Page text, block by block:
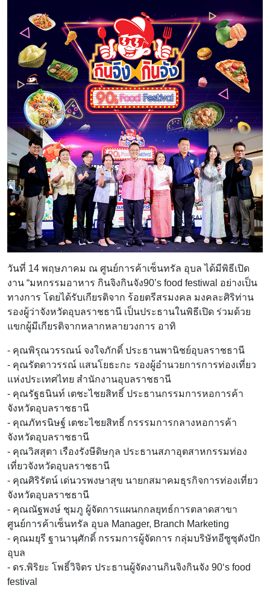
วันที่ 14 พฤษภาคม ณ ศูนย์การค้าเซ็นทรัล อุบล ได้มีพิธีเปิด
งาน “มหกรรมอาหาร กินจิงกินจัง90’s food festiwal อย่างเป็น
ทางการ โดยได้รับเกียรติจาก ร้อยตรีสรมงคล มงคละศิริท่าน
รองผู้ว่าจังหวัดอุบลราชธานี เป็นประธานในพิธีเปิด ร่วมด้วย
แขกผู้มีเกียรติจากหลากหลายวงการ อาทิ
- คุณพิรุณวรรณน์ จงใจภักดิ์ ประธานพานิชย์อุบลราชธานี
- คุณรัตดาวรรณ์ แสนโยธะกะ รองผู้อำนวยการการท่องเที่ยว
แห่งประเทศไทย สำนักงานอุบลราชธานี
- คุณรัฐธนินท์ เตชะไชยสิทธิ์ ประธานกรรมการหอการค้า
จังหวัดอุบลราชธานี
- คุณภัทรนิษฐ์ เตชะไชยสิทธิ์ กรรรมการกลางหอการค้า
จังหวัดอุบลราชธานี
- คุณวิสสุตา เรืองรังษีดิษกุล ประธานสภาอุตสาหกรรมท่อง
เที่ยวจังหวัดอุบลราชธานี
- คุณศิริรัตน์ เด่นวรพงษาสุข นายกสมาคมธุรกิจการท่องเที่ยว
จังหวัดอุบลราชธานี
- คุณณัฐพงษ์ ชุมภู ผู้จัดการแผนกกลยุทธ์การตลาดสาขา
ศูนย์การค้าเซ็นทรัล อุบล Manager, Branch Marketing
- คุณมยุรี ฐานานุศักดิ์ กรรมการผู้จัดการ กลุ่มบริษัทอีซูซุตังปัก
อุบล
- ดร.พิริยะ โพธิ์วิจิตร ประธานผู้จัดงานกินจิงกินจัง 90‘s food
festival